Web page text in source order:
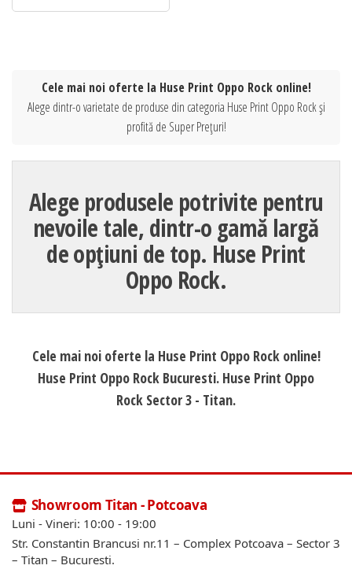
Cele mai noi oferte la Huse Print Oppo Rock online!
Alege dintr-o varietate de produse din categoria Huse Print Oppo Rock și
profită de Super Prețuri!
Alege produsele potrivite pentru
nevoile tale, dintr-o gamă largă
de opțiuni de top. Huse Print
Oppo Rock.
Cele mai noi oferte la Huse Print Oppo Rock online!
Huse Print Oppo Rock Bucuresti. Huse Print Oppo
Rock Sector 3 - Titan.
Showroom Titan - Potcoava
Luni - Vineri: 10:00 - 19:00
Str. Constantin Brancusi nr.11 – Complex Potcoava – Sector 3
– Titan – Bucuresti.